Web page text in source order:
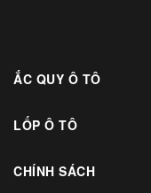
ẮC QUY Ô TÔ
LỐP Ô TÔ
CHÍNH SÁCH